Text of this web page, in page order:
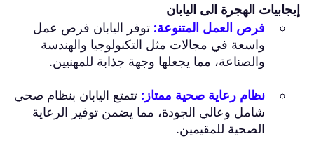
إيجابيات الهجرة الى اليابان
فرص العمل المتنوعة: توفر اليابان فرص عمل
واسعة في مجالات مثل التكنولوجيا والهندسة
والصناعة، مما يجعلها وجهة جذابة للمهنيين.
نظام رعاية صحية ممتاز: تتمتع اليابان بنظام صحي
شامل وعالي الجودة، مما يضمن توفير الرعاية
الصحية للمقيمين.